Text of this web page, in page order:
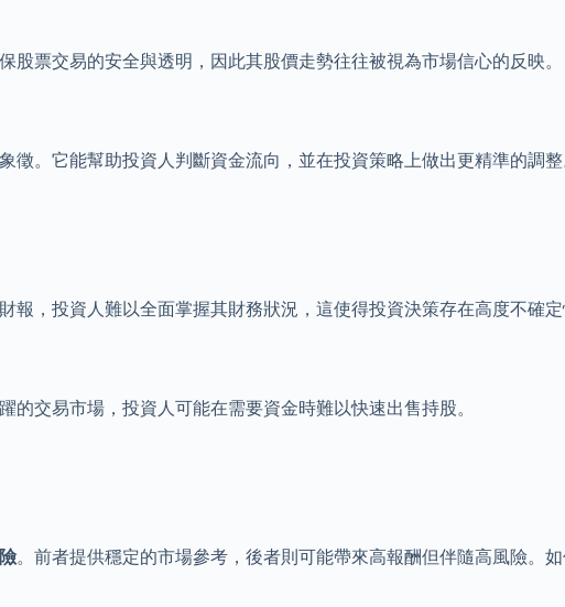
票交易的安全與透明，因此其股價走勢往往被視為市場信心的反映。
徵。它能幫助投資人判斷資金流向，並在投資策略上做出更精準的調整
，投資人難以全面掌握其財務狀況，這使得投資決策存在高度不確定
的交易市場，投資人可能在需要資金時難以快速出售持股。
。前者提供穩定的市場參考，後者則可能帶來高報酬但伴隨高風險。